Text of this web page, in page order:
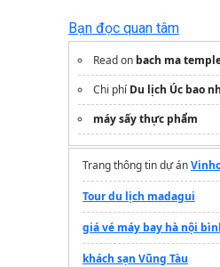
Bạn đọc quan tâm
Read on bach ma
Chi phí Du lịch Úc bao
máy sấy thực phẩm
Trang thông tin dự án
Tour du lịch madagui
giá vé máy bay hà nội
khách sạn Vũng Tàu